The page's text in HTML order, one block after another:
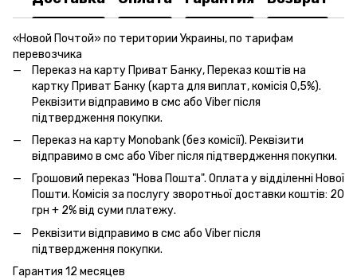
«Новой Почтой» по територии Украины, по тарифам
перевозчика
Переказ на карту Приват Банку, Переказ коштів на
картку Приват Банку (карта для виплат, комісія 0,5%).
Реквізити відправимо в смс або Viber після
підтвердження покупки.
Переказ на карту Monobank (без комісії). Реквізити
відправимо в смс або Viber після підтвердження покупки.
Грошовий переказ "Нова Пошта". Оплата у відділенні Нової
Пошти. Комісія за послугу зворотньої доставки коштів: 20
грн + 2% від суми платежу.
Реквізити відправимо в смс або Viber після
підтвердження покупки.
Гарантия 12 месяцев